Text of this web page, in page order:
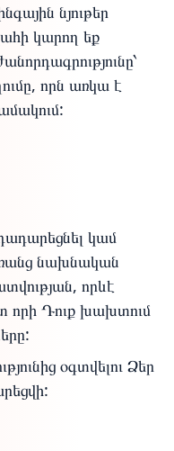
նյութեր
կարող եք
որն առկա է
կամ
նախնական
որևէ
որի Դուք խախտում
օգտվելու Ձեր